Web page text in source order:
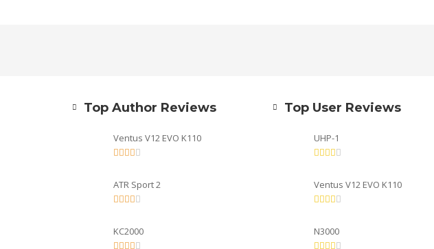
Top Author Reviews
Ventus V12 EVO K110
ATR Sport 2
KC2000
Top User Reviews
UHP-1
Ventus V12 EVO K110
N3000